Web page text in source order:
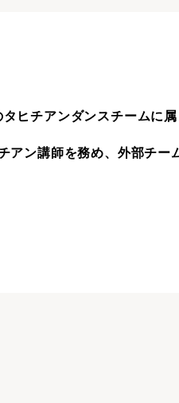
ヒチアンダンスチームに
アン講師を務め、外部チー